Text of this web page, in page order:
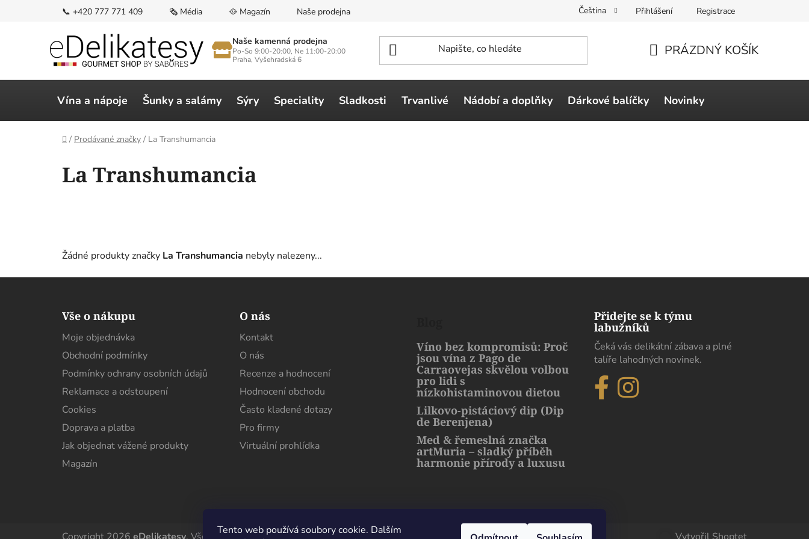
Tento web používá soubory cookie. Dalším
📞 +420 777 771 409 🗞️ Média 🥘 Magazín Naše prodejna Čeština Přihlášení Registrace
Naše kamenná prodejna
Po-So 9:00-20:00, Ne 11:00-20:00
Praha, Vyšehradská 6
KOŠÍK
PRÁZDNÝ KOŠÍK
Vína a nápoje Šunky a salámy Sýry Speciality Sladkosti Trvanlivé Nádobí a doplňky Dárkové balíčky Novinky
Domů
/ Prodávané značky / La Transhumancia
La Transhumancia
Žádné produkty značky La Transhumancia nebyly nalezeny...
Vše o nákupu
Moje objednávka
Obchodní podmínky
Podmínky ochrany osobních údajů
Reklamace a odstoupení
Cookies
Doprava a platba
Jak objednat vážené produkty
Magazín
O nás
Kontakt
O nás
Recenze a hodnocení
Hodnocení obchodu
Často kladené dotazy
Pro firmy
Virtuální prohlídka
Víno bez kompromisů: Proč
jsou vína z Pago de
Carraovejas skvělou volbou
pro lidi s
nízkohistaminovou dietou
Lilkovo-pistáciový dip (Dip
de Berenjena)
Med & řemeslná značka
artMuria – sladký příběh
harmonie přírody a luxusu
Přidejte se k týmu
labužníků
Čeká vás delikátní zábava a plné
talíře lahodných novinek.